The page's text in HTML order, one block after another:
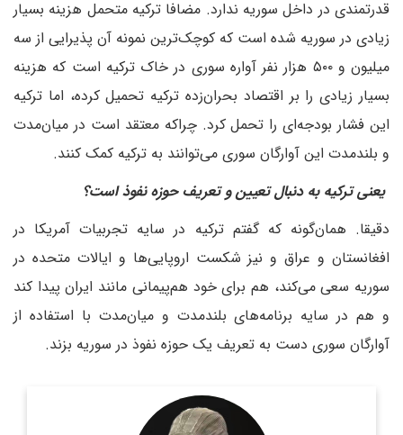
قدرتمندی در داخل سوریه ندارد. مضافا ترکیه متحمل هزینه بسیار
زیادی در سوریه شده است که کوچک‌ترین نمونه آن پذیرایی از سه
میلیون و ۵۰۰ هزار نفر آواره سوری در خاک ترکیه است که هزینه
بسیار زیادی را بر اقتصاد بحران‌زده ترکیه تحمیل کرده، اما ترکیه
این فشار بودجه‌ای را تحمل کرد. چراکه معتقد است در میان‌مدت
و بلندمدت این آوارگان سوری می‌توانند به ترکیه کمک کنند.
یعنی ترکیه به دنبال تعیین و تعریف حوزه نفوذ است؟
دقیقا. همان‌گونه که گفتم ترکیه در سایه تجربیات آمریکا در
افغانستان و عراق و نیز شکست اروپایی‌ها و ایالات متحده در
سوریه سعی می‌کند، هم برای خود هم‌پیمانی مانند ایران پیدا کند
و هم در سایه برنامه‌های بلندمدت و میان‌مدت با استفاده از
آوارگان سوری دست به تعریف یک حوزه نفوذ در سوریه بزند.
روزنامه نگار و کارشناس ارشد روزنامه نگاری سیاسی و عضو